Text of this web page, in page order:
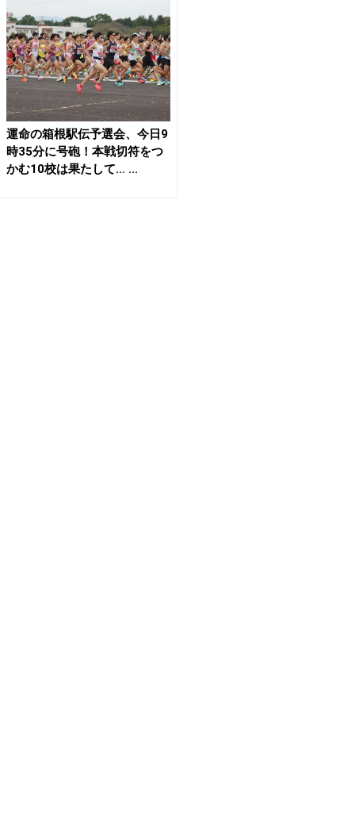
運命の箱根駅伝予選会、今日9
時35分に号砲！本戦切符をつ
かむ10校は果たして… ...